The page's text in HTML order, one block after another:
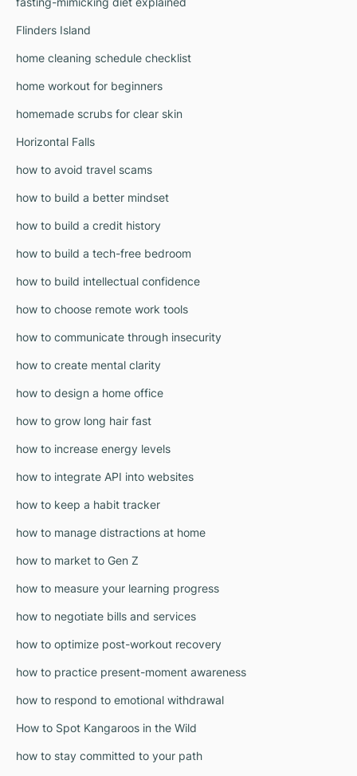
Flinders Island
home cleaning schedule checklist
home workout for beginners
homemade scrubs for clear skin
Horizontal Falls
how to avoid travel scams
how to build a better mindset
how to build a credit history
how to build a tech-free bedroom
how to build intellectual confidence
how to choose remote work tools
how to communicate through insecurity
how to create mental clarity
how to design a home office
how to grow long hair fast
how to increase energy levels
how to integrate API into websites
how to keep a habit tracker
how to manage distractions at home
how to market to Gen Z
how to measure your learning progress
how to negotiate bills and services
how to optimize post-workout recovery
how to practice present-moment awareness
how to respond to emotional withdrawal
How to Spot Kangaroos in the Wild
how to stay committed to your path